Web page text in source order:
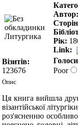
Автор:
Рік:
Link:
Візитів:
123676
Poor
Опис
Ця книга вийшла
візантійської
роз'ясненню